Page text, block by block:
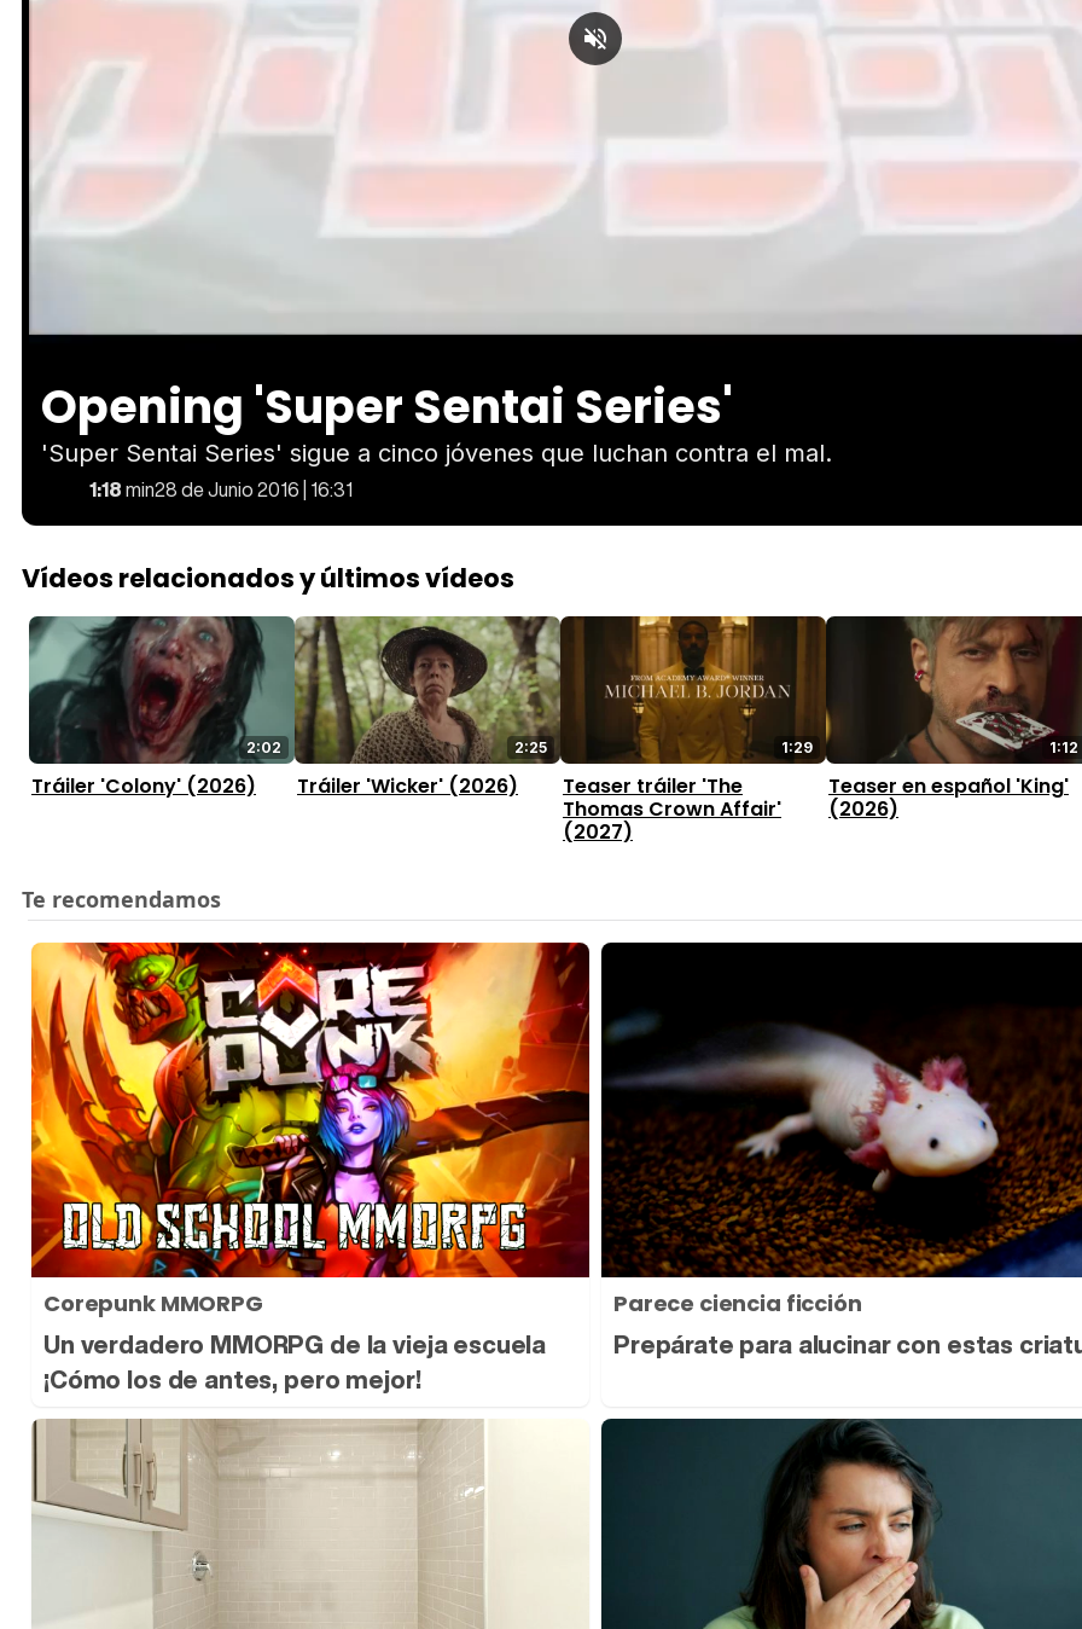
Opening 'Super Sentai Series'
'Super Sentai Series' sigue a cinco jóvenes que luchan contra el mal.
1:18min28 de Junio 2016 | 16:31
Vídeos relacionados y últimos vídeos
2:02
Tráiler 'Colony' (2026)
2:25
Tráiler 'Wicker' (2026)
1:29
Teaser tráiler 'The
Thomas Crown Affair'
(2027)
1:12
Teaser en español 'King'
(2026)
Corepunk MMORPG
Un verdadero MMORPG de la vieja escuela
¡Cómo los de antes, pero mejor!
Parece ciencia ficción
Prepárate para alucinar con estas